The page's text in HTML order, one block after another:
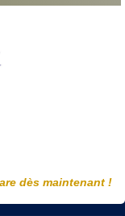
dès maintenant !